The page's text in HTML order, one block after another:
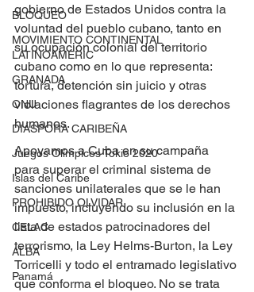
BLOQUEO
MOVIMIENTO CONTINENTAL
LATINOAMERIC
GRANADA
ONU
DIÁSPORA CARIBEÑA
Juegos Olímpicos Tokio 2020
Islas del Caribe
PROHIBIDO OLVIDAR
CELAC
ALBA
Panamá
gobierno de Estados Unidos contra la
voluntad del pueblo cubano, tanto en
su ocupación colonial del territorio
cubano como en lo que representa:
tortura, detención sin juicio y otras
violaciones flagrantes de los derechos
humanos.
Apoyamos a Cuba en su campaña
para superar el criminal sistema de
sanciones unilaterales que se le han
impuesto, incluyendo su inclusión en la
lista de estados patrocinadores del
terrorismo, la Ley Helms-Burton, la Ley
Torricelli y todo el entramado legislativo
que conforma el bloqueo. No se trata